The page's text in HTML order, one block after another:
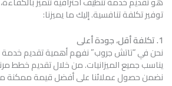
توفير تكلفة تنافسية. إليك ما يميزنا:
1. تكلفة أقل، جودة أعلى
نحن في “تاتش جروب” نفهم أهمية تقديم
يناسب جميع الميزانيات. من خلال تقديم خطط
نضمن حصول عملائنا على أفضل قيمة ممكنة